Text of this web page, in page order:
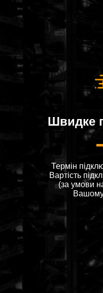
Швидке
Термін
Вартiсть
(за умови